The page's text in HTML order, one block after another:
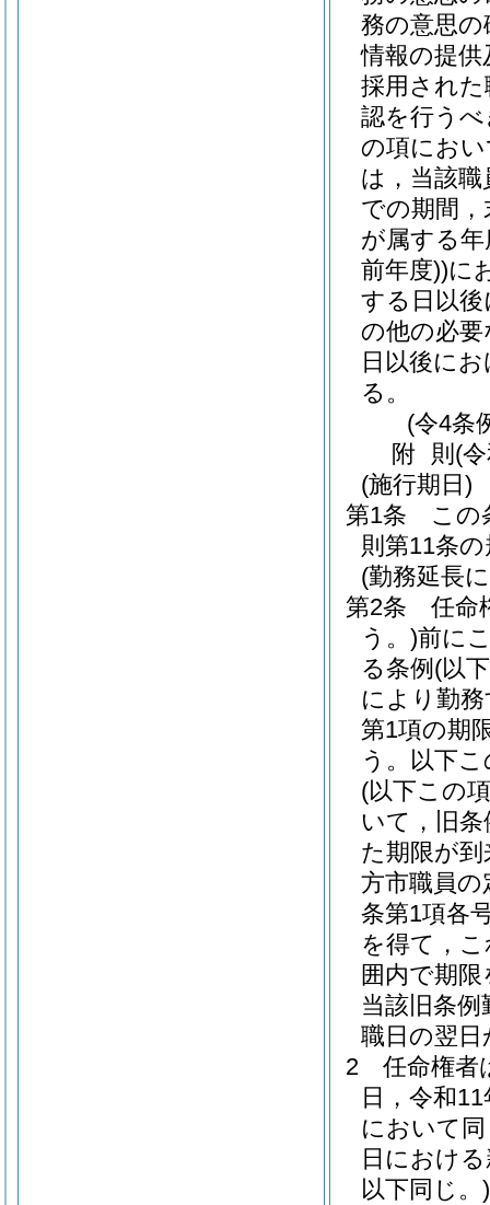
務の意思
情報の提
採用された
認を行う
の項にお
は，当該
での期間
が属する年
前年度))に
する日以
の他の必
日以後に
る。
(令4条
附 則 (
(施行期日)
第1条
この
則第11条
(勤務延長
第2条
任命
う。)前に
る条例 (以
により勤
第1項の期
う。以下
(以下この
いて，旧
た期限が
方市職員
条第1項各
を得て，
囲内で期
当該旧条
職日の翌
2
任命権者
日，令和
において
日におけ
以下同じ。)